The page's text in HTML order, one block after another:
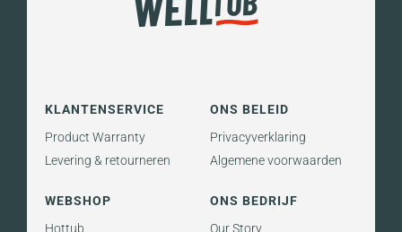
KLANTENSERVICE
Product Warranty
Levering & retourneren
ONS BELEID
Privacyverklaring
Algemene voorwaarden
WEBSHOP
Hottub
ONS BEDRIJF
Our Story